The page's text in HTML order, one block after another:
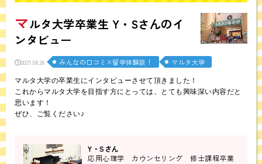
マルタ大学卒業生 Y・Sさんのイ
ンタビュー
2021.08.26 みんなの口コミ×留学体験談！ マルタ大学
マルタ大学の卒業生にインタビューさせて頂きました！
これからマルタ大学を目指す方にとっては、とても興味深い内容だと
思います！
ぜひ、ご覧ください♪
Y・Sさん
応用心理学 カウンセリング 修士課程卒業